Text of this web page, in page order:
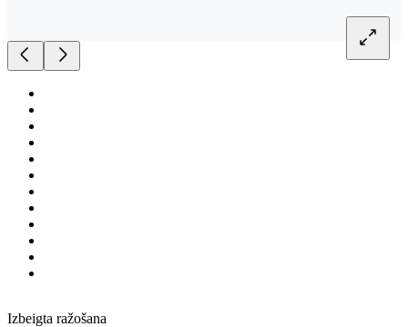
Izbeigta ražošana